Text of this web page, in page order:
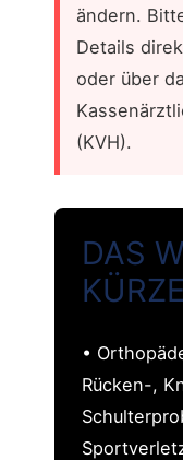
ändern.
Details
oder über
(KVH).
DAS
KÜRZE
•
Rücken-,